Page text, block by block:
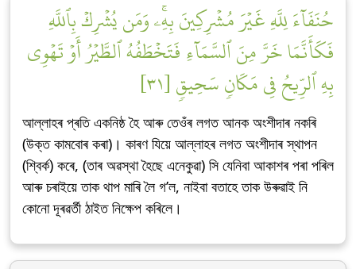
حُنَفَآءَ لِلَّهِ غَيۡرَ مُشۡرِكِينَ بِهِۦۚ وَمَن يُشۡرِكۡ بِٱللَّهِ
فَكَأَنَّمَا خَرَّ مِنَ ٱلسَّمَآءِ فَتَخۡطَفُهُ ٱلطَّيۡرُ أَوۡ تَهۡوِي
بِهِ ٱلرِّيحُ فِي مَكَانٖ سَحِيقٖ [٣١]
আল্লাহৰ প্ৰতি একনিষ্ঠ হৈ আৰু তেওঁৰ লগত আনক অংশীদাৰ নকৰি
(উক্ত কামবোৰ কৰা)। কাৰণ যিয়ে আল্লাহৰ লগত অংশীদাৰ স্থাপন
(শ্বিৰ্ক) কৰে, (তাৰ অৱস্থা হৈছে এনেকুৱা) সি যেনিবা আকাশৰ পৰা পৰিল
আৰু চৰাইয়ে তাক থাপ মাৰি লৈ গ’ল, নাইবা বতাহে তাক উৰুৱাই নি
কোনো দূৰৱৰ্তী ঠাইত নিক্ষেপ কৰিলে।